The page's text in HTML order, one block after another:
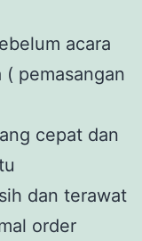
acara
pemasangan
cepat dan
dan terawat
order